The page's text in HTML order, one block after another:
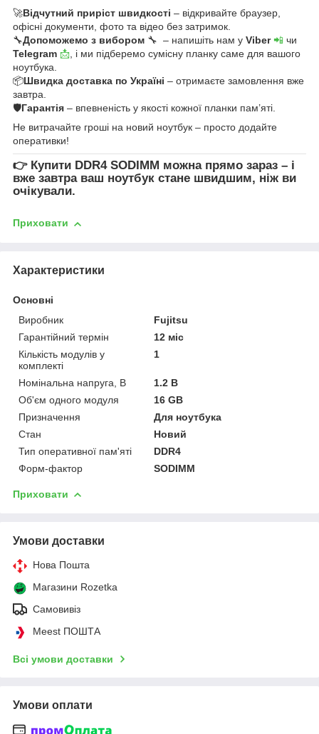
🚀Відчутний приріст швидкості – відкривайте браузер,
офісні документи, фото та відео без затримок.
🔧Допоможемо з вибором 🔧 – напишіть нам у Viber📲 чи
Telegram 📩 , і ми підберемо сумісну планку саме для вашого
ноутбука.
📦Швидка доставка по Україні – отримаєте замовлення вже
завтра.
🛡Гарантія – впевненість у якості кожної планки пам’яті.
Не витрачайте гроші на новий ноутбук – просто додайте
оперативки!
👉 Купити DDR4 SODIMM можна прямо зараз – і
вже завтра ваш ноутбук стане швидшим, ніж ви
очікували.
Приховати
Характеристики
Основні
Виробник
Fujitsu
Гарантійний термін
12 міс
Кількість модулів у
комплекті
1
Номінальна напруга, В
1.2 В
Об'єм одного модуля
16 GB
Призначення
Для ноутбука
Стан
Новий
Тип оперативної пам'яті
DDR4
Форм-фактор
SODIMM
Приховати
Умови доставки
Нова Пошта
Магазини Rozetka
Самовивіз
Meest ПОШТА
Всі умови доставки
Умови оплати